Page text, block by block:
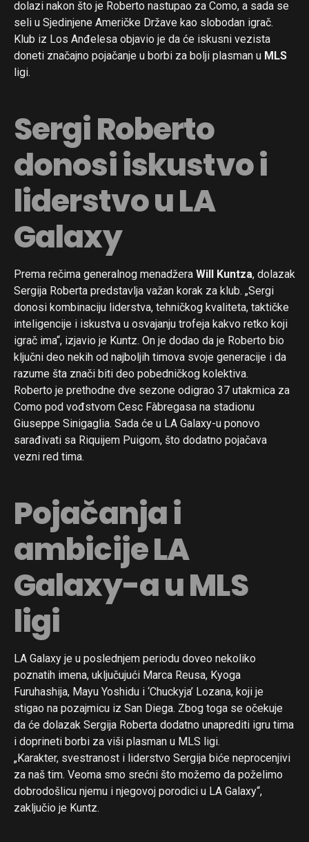
dolazi nakon što je Roberto nastupao za Como, a sada se
seli u Sjedinjene Američke Države kao slobodan igrač.
Klub iz Los Anđelesa objavio je da će iskusni vezista
doneti značajno pojačanje u borbi za bolji plasman u MLS
ligi.
Sergi Roberto
donosi iskustvo i
liderstvo u LA
Galaxy
Prema rečima generalnog menadžera Will Kuntza, dolazak
Sergija Roberta predstavlja važan korak za klub. „Sergi
donosi kombinaciju liderstva, tehničkog kvaliteta, taktičke
inteligencije i iskustva u osvajanju trofeja kakvo retko koji
igrač ima“, izjavio je Kuntz. On je dodao da je Roberto bio
ključni deo nekih od najboljih timova svoje generacije i da
razume šta znači biti deo pobedničkog kolektiva.
Roberto je prethodne dve sezone odigrao 37 utakmica za
Como pod vođstvom Cesc Fàbregasa na stadionu
Giuseppe Sinigaglia. Sada će u LA Galaxy-u ponovo
sarađivati sa Riquijem Puigom, što dodatno pojačava
vezni red tima.
Pojačanja i
ambicije LA
Galaxy-a u MLS
ligi
LA Galaxy je u poslednjem periodu doveo nekoliko
poznatih imena, uključujući Marca Reusa, Kyoga
Furuhashija, Mayu Yoshidu i ‘Chuckyja’ Lozana, koji je
stigao na pozajmicu iz San Diega. Zbog toga se očekuje
da će dolazak Sergija Roberta dodatno unaprediti igru tima
i doprineti borbi za viši plasman u MLS ligi.
„Karakter, svestranost i liderstvo Sergija biće neprocenjivi
za naš tim. Veoma smo srećni što možemo da poželimo
dobrodošlicu njemu i njegovoj porodici u LA Galaxy“,
zaključio je Kuntz.